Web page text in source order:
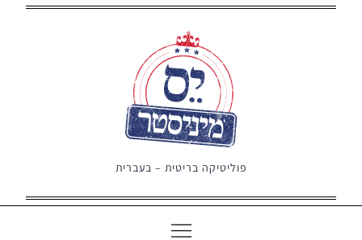
פוליטיקה בריטית – בעברית